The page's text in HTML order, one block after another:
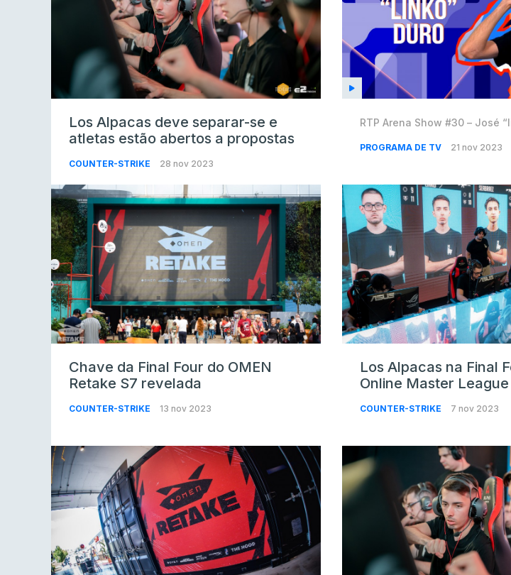
Los Alpacas deve separar-se e
atletas estão abertos a propostas
COUNTER-STRIKE 28 nov 2023
RTP Arena Show #30 – José
PROGRAMA DE TV 21 nov 2023
Chave da Final Four do OMEN
Retake S7 revelada
COUNTER-STRIKE 13 nov 2023
Los Alpacas na Final
Online Master
COUNTER-STRIKE 7 nov 2023